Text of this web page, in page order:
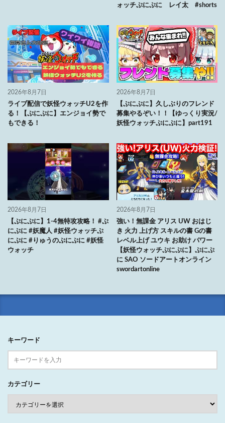
ォッチぷにぷに レイ太 #shorts
2026年8月7日
ライブ配信で妖怪ウォッチU2を作
る！【ぷにぷに】エンジョイ勢で
もできる！
2026年8月7日
【ぷにぷに】久しぶりのフレンド
募集やるぞい！！【ゆっくり実況/
妖怪ウォッチぷにぷに】part191
2026年8月7日
【ぷにぷに】1-4無特攻攻略！ #ぷ
にぷに #妖魔人 #妖怪ウォッチぷ
にぷに #りゅうのぷにぷに #妖怪
ウォッチ
2026年8月7日
強い！無課金 アリス UW おはじ
き 火力 上げ方 スキルの書 Gの書
レベル上げ ユウキ お助け パワー
【妖怪ウォッチぷにぷに】ぷにぷ
に SAO ソードアートオンライン
swordartonline
キーワード
カテゴリー